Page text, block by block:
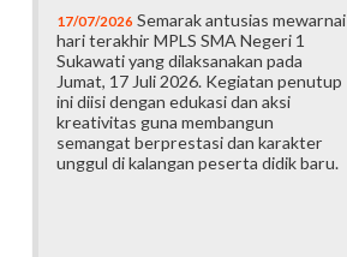
17/07/2026 Semarak antusias mewarnai
hari terakhir MPLS SMA Negeri 1
Sukawati yang dilaksanakan pada
Jumat, 17 Juli 2026. Kegiatan penutup
ini diisi dengan edukasi dan aksi
kreativitas guna membangun
semangat berprestasi dan karakter
unggul di kalangan peserta didik baru.